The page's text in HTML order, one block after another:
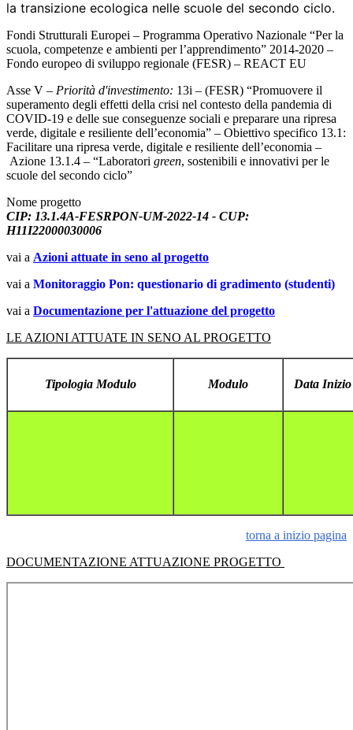
la transizione ecologica nelle scuole del secondo ciclo.
Fondi Strutturali Europei – Programma Operativo Nazionale “Per la
scuola, competenze e ambienti per l’apprendimento” 2014-2020 –
Fondo europeo di sviluppo regionale (FESR) – REACT EU
Asse V – Priorità d'investimento: 13i – (FESR) “Promuovere il
superamento degli effetti della crisi nel contesto della pandemia di
COVID-19 e delle sue conseguenze sociali e preparare una ripresa
verde, digitale e resiliente dell’economia” – Obiettivo specifico 13.1:
Facilitare una ripresa verde, digitale e resiliente dell’economia –
Azione 13.1.4 – “Laboratori green, sostenibili e innovativi per le
scuole del secondo ciclo”
Nome progetto
CIP: 13.1.4A-FESRPON-UM-2022-14 - CUP:
H11I22000030006
vai a Azioni attuate in seno al progetto
vai a Monitoraggio Pon: questionario di gradimento (studenti)
vai a Documentazione per l'attuazione del progetto
LE AZIONI ATTUATE IN SENO AL PROGETTO
Tipologia Modulo Modulo Data Inizio
torna a inizio pagina
DOCUMENTAZIONE ATTUAZIONE PROGETTO